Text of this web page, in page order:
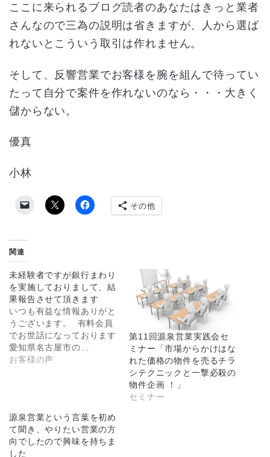
ここに来られるブログ読者のあなたはきっと業者
さんなので三為の説明は省きますが、人から選ば
れないとこういう取引は作れません。
そして、反響営業でお客様を腕を組んで待ってい
たって自分で案件を作れないのなら・・・大きく
儲からない。
優真
小林
その他
関連
未経験者ですが銀行まわり
を実施しておりまして、結
果報告させて頂きます
いつも有益な情報ありがと
うございます。 有料会員
でお世話になっております
愛知県名古屋市の…
お客様の声
第11回源泉営業実践会セ
ミナー「市場からかけはな
れた価格の物件を売るチラ
シテクニックと一撃必殺の
物件企画 ！」
セミナー
源泉営業という言葉を初め
て聞き、やりたい営業の方
向でしたので興味を持ちま
した